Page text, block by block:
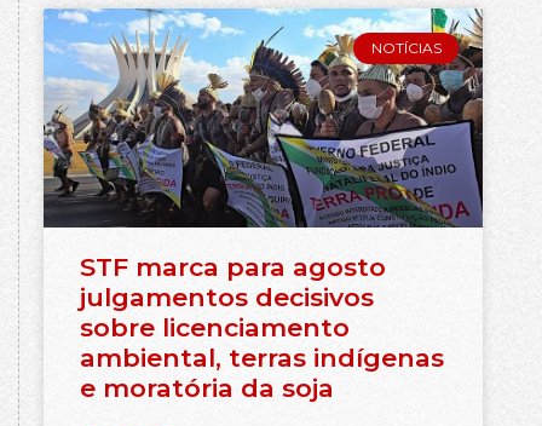
NOTÍCIAS
STF marca para agosto
julgamentos decisivos
sobre licenciamento
ambiental, terras indígenas
e moratória da soja